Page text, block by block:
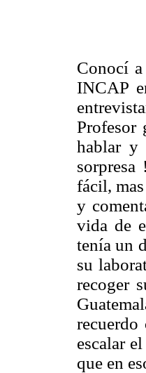
Conocí
INCAP
Profesor
hablar y
fácil,
y
vida de
tenía un
su
recoger
escalar
que en